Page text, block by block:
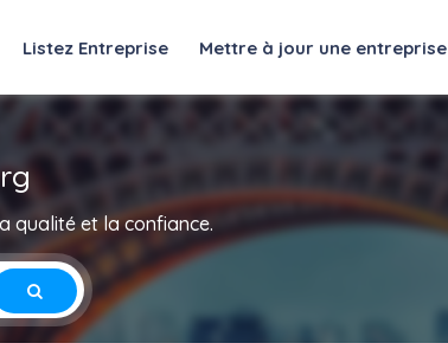
Listez Entreprise Mettre à jour une entreprise
qualité et la confiance.